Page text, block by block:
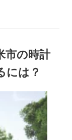
市の時計
には？